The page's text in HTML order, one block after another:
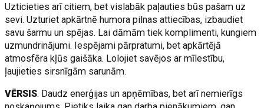
Uzticieties arī citiem, bet vislabāk paļauties būs pašam uz
sevi. Uzturiet apkārtnē humora pilnas attiecības, izbaudiet
savu šarmu un spējas. Lai dāmām tiek komplimenti, kungiem
uzmundrinājumi. Iespējami pārpratumi, bet apkārtējā
atmosfēra kļūs gaišāka. Lolojiet savējos ar mīlestību,
ļaujieties sirsnīgām sarunām.
VĒRSIS. Daudz enerģijas un apņēmības, bet arī nemierīgs